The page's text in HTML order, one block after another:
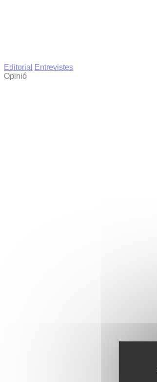
Editorial
Entrevistes
Opinió